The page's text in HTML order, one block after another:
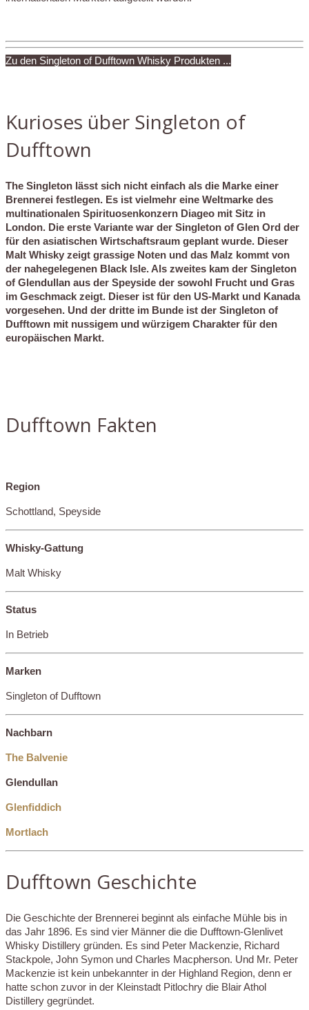
Zu den Singleton of Dufftown Whisky Produkten ...
Kurioses über Singleton of
Dufftown
The Singleton lässt sich nicht einfach als die Marke einer
Brennerei festlegen. Es ist vielmehr eine Weltmarke des
multinationalen Spirituosenkonzern Diageo mit Sitz in
London. Die erste Variante war der Singleton of Glen Ord der
für den asiatischen Wirtschaftsraum geplant wurde. Dieser
Malt Whisky zeigt grassige Noten und das Malz kommt von
der nahegelegenen Black Isle. Als zweites kam der Singleton
of Glendullan aus der Speyside der sowohl Frucht und Gras
im Geschmack zeigt. Dieser ist für den US-Markt und Kanada
vorgesehen. Und der dritte im Bunde ist der Singleton of
Dufftown mit nussigem und würzigem Charakter für den
europäischen Markt.
Dufftown Fakten
Region
Schottland, Speyside
Whisky-Gattung
Malt Whisky
Status
In Betrieb
Marken
Singleton of Dufftown
Nachbarn
The Balvenie
Glendullan
Glenfiddich
Mortlach
Dufftown Geschichte
Die Geschichte der Brennerei beginnt als einfache Mühle bis in
das Jahr 1896. Es sind vier Männer die die Dufftown-Glenlivet
Whisky Distillery gründen. Es sind Peter Mackenzie, Richard
Stackpole, John Symon und Charles Macpherson. Und Mr. Peter
Mackenzie ist kein unbekannter in der Highland Region, denn er
hatte schon zuvor in der Kleinstadt Pitlochry die Blair Athol
Distillery gegründet.